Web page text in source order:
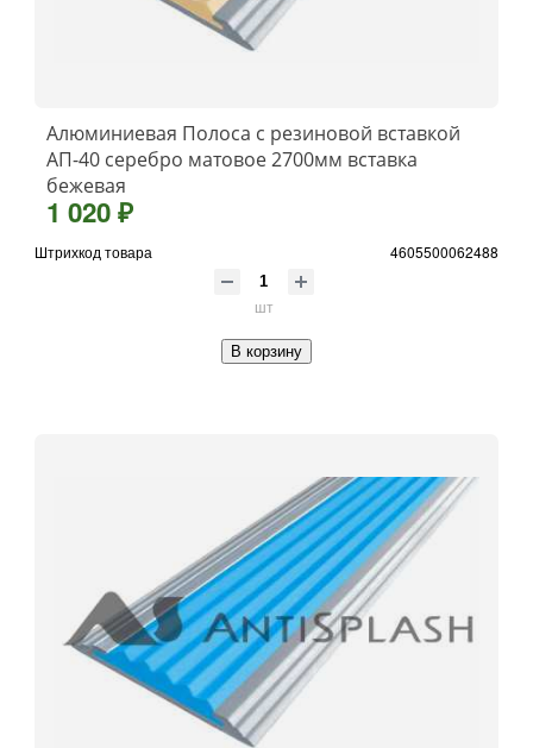
Алюминиевая Полоса с резиновой вставкой
АП-40 серебро матовое 2700мм вставка
бежевая
1 020 ₽
Штрихкод товара 4605500062488
шт
В корзину